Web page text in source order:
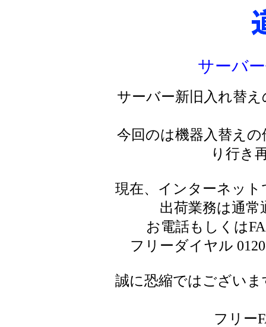
サーバ
サーバー新旧入れ替
今回のは機器入替え
り行き
現在、インターネッ
出荷業務は通
お電話もしくは
フリーダイヤル
誠に恐縮ではござい
フリー